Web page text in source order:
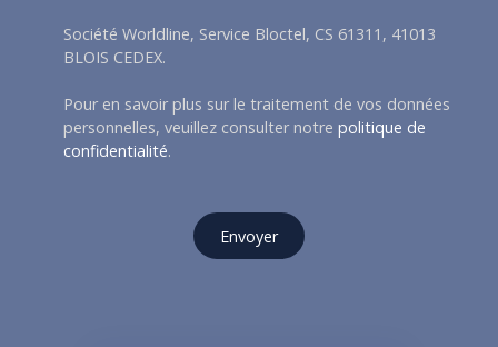
Société Worldline, Service Bloctel, CS 61311, 41013
BLOIS CEDEX.
Pour en savoir plus sur le traitement de vos données
personnelles, veuillez consulter notre politique de
confidentialité.
Envoyer